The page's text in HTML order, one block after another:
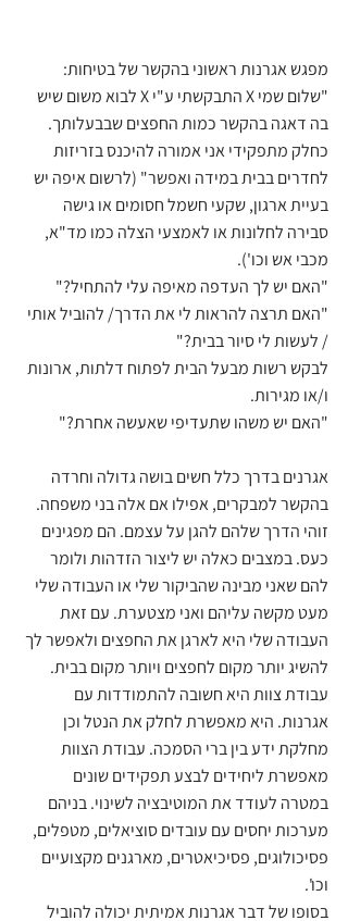
מפגש אגרנות ראשוני בהקשר של בטיחות:
"שלום שמי X התבקשתי ע"י X לבוא משום שיש
בה דאגה בהקשר כמות החפצים שבבעלותך.
כחלק מתפקידי אני אמורה להיכנס בזריזות
לחדרים בבית במידה ואפשר" (לרשום איפה יש
בעיית ארגון, שקעי חשמל חסומים או גישה
סבירה לחלונות או לאמצעי הצלה כמו מד"א,
מכבי אש וכו').
"האם יש לך העדפה מאיפה עלי להתחיל?"
"האם תרצה להראות לי את הדרך/ להוביל אותי
/ לעשות לי סיור בבית?"
לבקש רשות מבעל הבית לפתוח דלתות, ארונות
ו/או מגירות.
"האם יש משהו שתעדיפי שאעשה אחרת?"
אגרנים בדרך כלל חשים בושה גדולה וחרדה
בהקשר למבקרים, אפילו אם אלה בני משפחה.
זוהי הדרך שלהם להגן על עצמם. הם מפגינים
כעס. במצבים כאלה יש ליצור הזדהות ולומר
להם שאני מבינה שהביקור שלי או העבודה שלי
מעט מקשה עליהם ואני מצטערת. עם זאת
העבודה שלי היא לארגן את החפצים ולאפשר לך
להשיג יותר מקום לחפצים ויותר מקום בבית.
עבודת צוות היא חשובה להתמודדות עם
אגרנות. היא מאפשרת לחלק את הנטל וכן
מחלקת ידע בין ברי הסמכה. עבודת הצוות
מאפשרת ליחידים לבצע תפקידים שונים
במטרה לעודד את המוטיבציה לשינוי. בניהם
מערכות יחסים עם עובדים סוציאלים, מטפלים,
פסיכולוגים, פסיכיאטרים, מארגנים מקצועיים
וכו'.
בסופו של דבר אגרנות אמיתית יכולה להוביל